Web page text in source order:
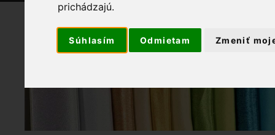
prichádzajú.
Súhlasím Odmietam Zmeniť